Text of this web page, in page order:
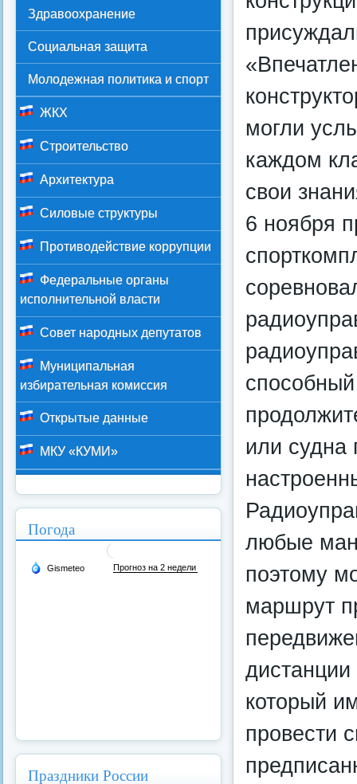
могли
каждом
свои
6 ноября
или
любые
поэтому
маршрут
дистанции
который
провести
Здравоохранение
Социальная защита
Молодежная политика и спорт
ЖКХ
Строительство
Архитектура
Силовые структуры
Противодействие коррупции
Федеральные органы
исполнительной власти
Совет народных депутатов
Муниципальная
избирательная комиссия
Открытые данные
МКУ «КУМИ»
Погода
Праздники России